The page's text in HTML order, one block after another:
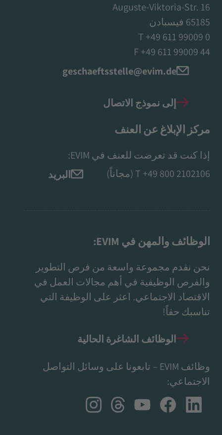
Auguste-Viktoria-Str. 16
65185 فيسبادن
T +49 611 99009 0
F +49 611 99009 44
geschaeftsstelle@evim.de
إلى نموذج الاتصال
مركز الإبلاغ عن العنف
إذا كنت قد تعرضت للعنف في EVIM:
T +49 800 2102106 (مجاناً) البريد
الوظائف والمهن في EVIM:
نحن نقدم مجموعة واسعة من فرص التطوير
والفرص الوظيفية في أهم مجالات العمل في
الاقتصاد الاجتماعي. اعثر على الوظيفة التي
تناسبك حقاً!
الوظائف الشاغرة الحالية
وظائف EVIM – تابعونا على وسائل التواصل
الاجتماعي: